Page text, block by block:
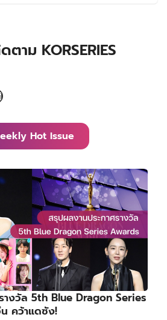
าม KORSERIES
Hot Issue
างวัล 5th Blue Dragon Series
คว้าแดซัง!